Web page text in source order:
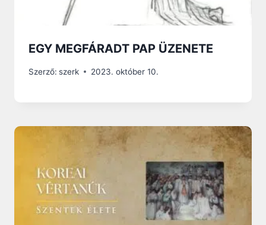
EGY MEGFÁRADT PAP ÜZENETE
Szerző: szerk 2023. október 10.